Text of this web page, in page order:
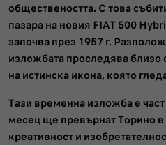
обществеността. С това
пазара на новия FIAT 500
започва през 1957 г.
изложбата проследява близо
на истинска икона, която
Тази временна изложба е
месец ще превърнат Торино
креативност и